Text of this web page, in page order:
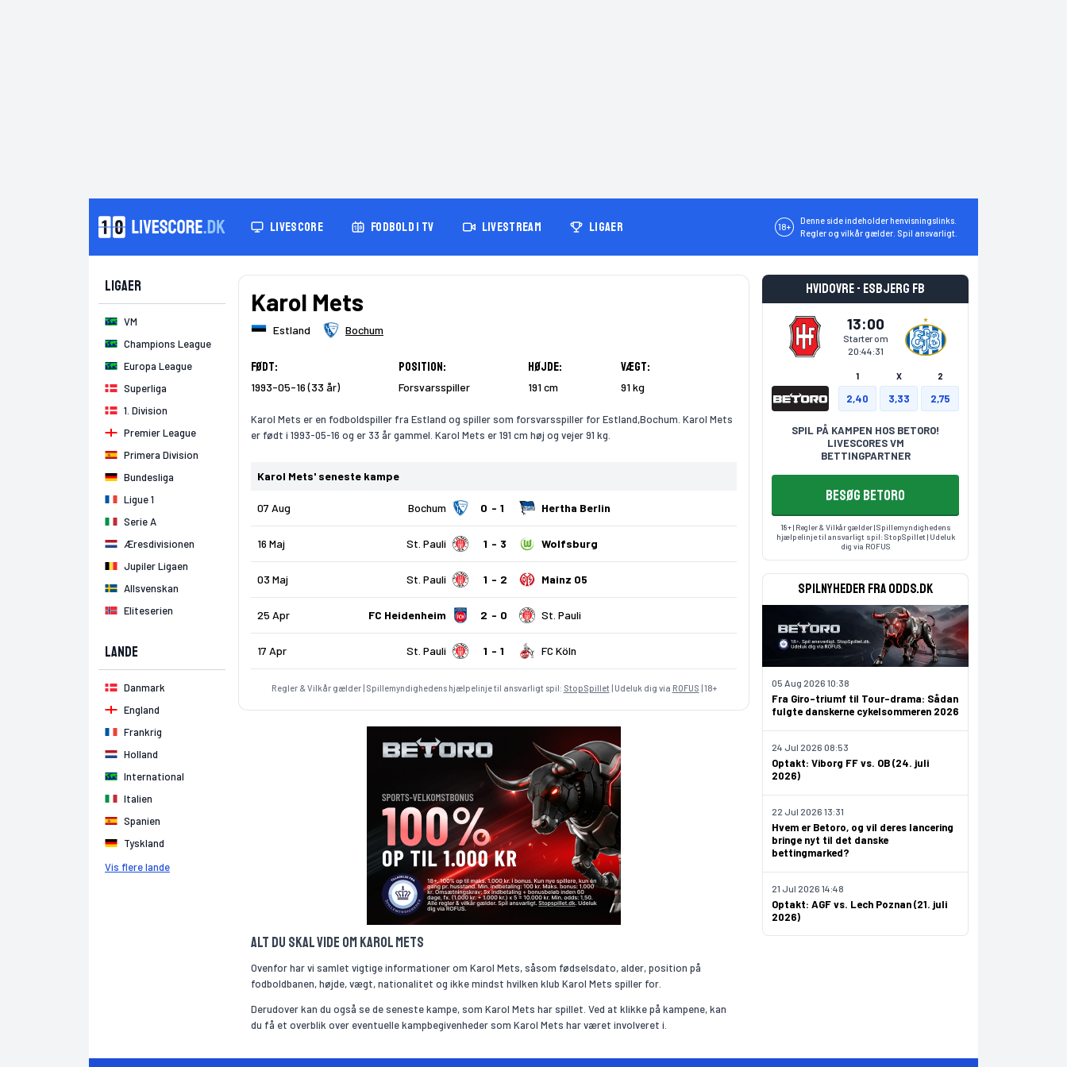
18+
Denne side indeholder henvisningslinks.
Regler og vilkår gælder. Spil ansvarligt.
LIVESCORE FODBOLD I TV LIVESTREAM LIGAER
Karol Mets
Estland Bochum
Født:
1993-05-16 (33 år)
Position:
Forsvarsspiller
Højde:
191 cm
Vægt:
91 kg
Karol Mets er en fodboldspiller fra Estland og spiller som forsvarsspiller for Estland,Bochum. Karol Mets
er født i 1993-05-16 og er 33 år gammel. Karol Mets er 191 cm høj og vejer 91 kg.
Karol Mets' seneste kampe
07 Aug Bochum Hertha Berlin
0 1
16 Maj St. Pauli Wolfsburg
1 3
03 Maj St. Pauli Mainz 05
1 2
25 Apr FC Heidenheim St. Pauli
2 0
17 Apr St. Pauli FC Köln
1 1
Regler & Vilkår gælder | Spillemyndighedens hjælpelinje til ansvarligt spil: StopSpillet| Udeluk dig via ROFUS | 18+
Ligaer
VM
Champions League
Europa League
Superliga
1. Division
Premier League
Primera Division
Bundesliga
Ligue 1
Serie A
Æresdivisionen
Jupiler Ligaen
Allsvenskan
Eliteserien
Lande
Danmark
England
Frankrig
Holland
International
Italien
Spanien
Tyskland
Vis flere lande
Hvidovre - Esbjerg fB
13:00
Starter om
20:44:30
1 X 2
2,40 3,33 2,75
SPIL PÅ KAMPEN HOS BETORO!
LIVESCORES VM
BETTINGPARTNER
BESØG BETORO
18+ | Regler & Vilkår gælder | Spillemyndighedens
hjælpelinje til ansvarligt spil:StopSpillet | Udeluk
dig via ROFUS
Spilnyheder fra odds.dk
Fra Giro-triumf til Tour-drama: Sådan
fulgte danskerne cykelsommeren 2026
05 Aug 2026 10:38
Optakt: Viborg FF vs. OB (24. juli
2026)
24 Jul 2026 08:53
Hvem er Betoro, og vil deres lancering
bringe nyt til det danske
bettingmarked?
22 Jul 2026 13:31
Optakt: AGF vs. Lech Poznan (21. juli
2026)
21 Jul 2026 14:48
Alt du skal vide om Karol Mets
Ovenfor har vi samlet vigtige informationer om Karol Mets, såsom fødselsdato, alder, position på
fodboldbanen, højde, vægt, nationalitet og ikke mindst hvilken klub Karol Mets spiller for.
Derudover kan du også se de seneste kampe, som Karol Mets har spillet. Ved at klikke på kampene, kan
du få et overblik over eventuelle kampbegivenheder som Karol Mets har været involveret i.